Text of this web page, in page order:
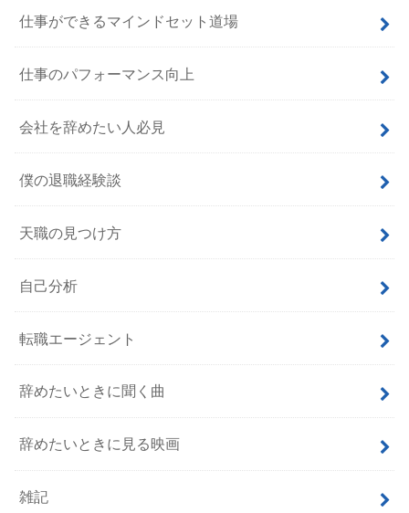
仕事ができるマインドセット道場
仕事のパフォーマンス向上
会社を辞めたい人必見
僕の退職経験談
天職の見つけ方
自己分析
転職エージェント
辞めたいときに聞く曲
辞めたいときに見る映画
雑記